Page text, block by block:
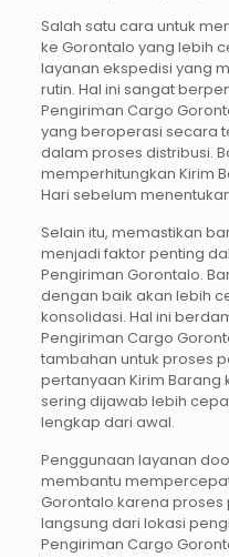
Salah satu cara untuk
ke Gorontalo yang lebih
layanan ekspedisi yang
rutin. Hal ini sangat
Pengiriman Cargo
yang beroperasi secara
dalam proses distribusi.
memperhitungkan Kirim
Hari sebelum
Selain itu, memastikan
menjadi faktor penting
Pengiriman Gorontalo.
dengan baik akan lebih
konsolidasi. Hal ini
Pengiriman Cargo
tambahan untuk proses
pertanyaan Kirim Barang
sering dijawab lebih
lengkap dari awal.
Penggunaan layanan
membantu
Gorontalo karena
langsung dari lokasi
Pengiriman Cargo